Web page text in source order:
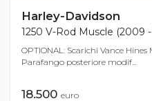
Harley-Davidson
1250 V-Rod Muscle (2009 -
OPTIONAL: Scarichi Vance
Parafango posteriore modif...
18.500 euro